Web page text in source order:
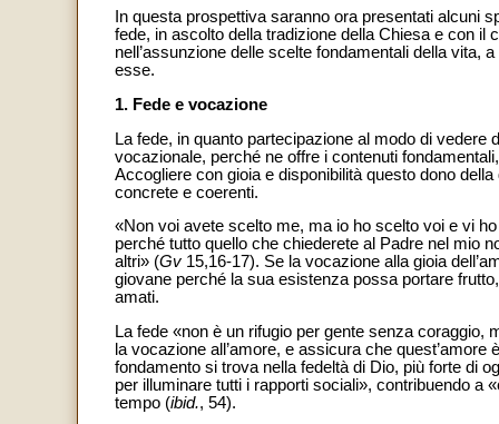
In questa prospettiva saranno ora presentati alcuni
fede, in ascolto della tradizione della Chiesa e con
nell’assunzione delle scelte fondamentali della vita,
esse.
1. Fede e vocazione
La fede, in quanto partecipazione al modo di vedere
vocazionale, perché ne offre i contenuti
Accogliere con gioia e disponibilità questo dono
concrete e coerenti.
«Non voi avete scelto me, ma io ho scelto voi e vi
perché tutto quello che chiederete al Padre nel mio
altri» (Gv 15,16-17). Se la vocazione alla gioia
giovane perché la sua esistenza possa portare
amati.
La fede «non è un rifugio per gente senza
la vocazione all’amore, e assicura che
fondamento si trova nella fedeltà di Dio, più forte di
per illuminare tutti i rapporti sociali», contribuendo a
tempo (ibid., 54).